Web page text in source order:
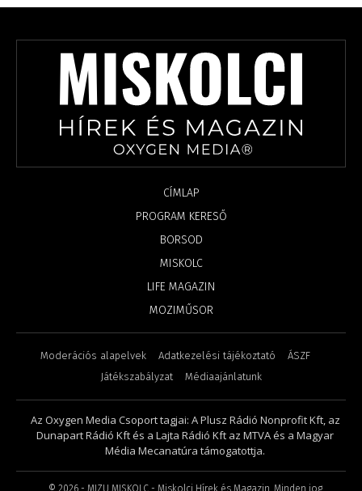
CÍMLAP
PROGRAM KERESŐ
BORSOD
MISKOLC
LIFE MAGAZIN
MOZIMŰSOR
Moderációs alapelvek Adatkezelési tájékoztató
ÁSZF
Játékszabályzat
Médiaajánlatunk
Az Oxygen Media Csoport tagjai: A Plusz Rádió Nonprofit Kft, az
Dunapart Rádió Kft és a Lajta Rádió Kft az MTVA és a Magyar
Média Mecanatúra támogatottja.
© 2026- MIZU MISKOLC - Miskolci Hírek és Magazin. Minden jog